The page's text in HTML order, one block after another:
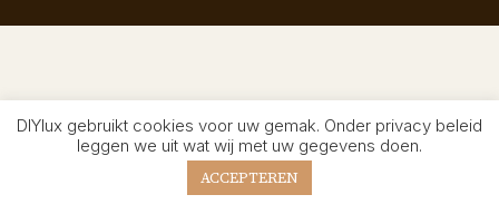
DIYlux gebruikt cookies voor uw gemak. Onder privacy beleid
leggen we uit wat wij met uw gegevens doen.
ACCEPTEREN